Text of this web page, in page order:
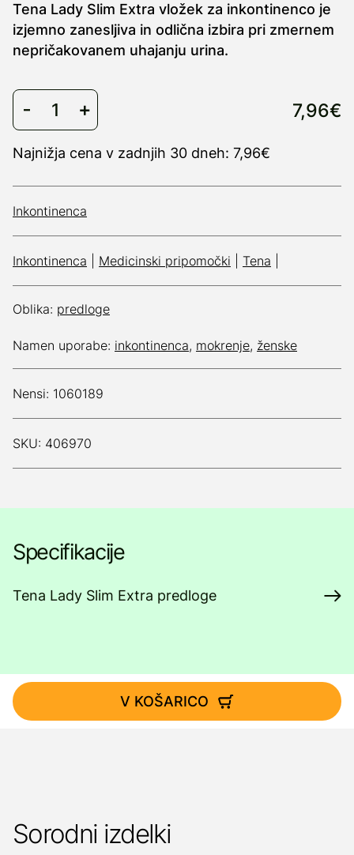
Tena Lady Slim Extra vložek za inkontinenco je
izjemno zanesljiva in odlična izbira pri zmernem
nepričakovanem uhajanju urina.
7,96€
Najnižja cena v zadnjih 30 dneh: 7,96€
Inkontinenca
Inkontinenca Medicinski pripomočki Tena
Oblika: predloge
Namen uporabe: inkontinenca, mokrenje, ženske
Nensi: 1060189
SKU: 406970
Specifikacije
Tena Lady Slim Extra predloge
V KOŠARICO
Sorodni izdelki